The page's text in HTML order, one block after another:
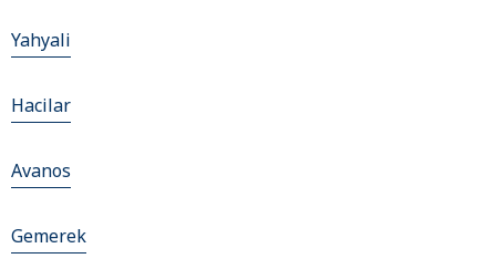
Yahyali
Hacilar
Avanos
Gemerek